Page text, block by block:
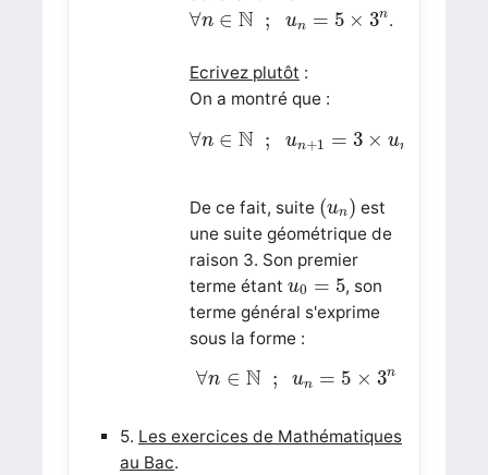
∀n ∈ N ; un = 5 × 3n
∀n ∈ N un ×3 n .
Ecrivez plutôt :
On a montré que :
∀n ∈ N ; un+1 = 3 × un
∀ n∈N u 3× u n
De ce fait, suite (un)
( n) est
une suite géométrique de
raison 3. Son premier
terme étant u0 = 5
u0 5 , son
terme général s'exprime
sous la forme :
∀n ∈ N ; un = 5 × 3n
∀ n∈N u 5× 3 n
5. Les exercices de Mathématiques
au Bac.